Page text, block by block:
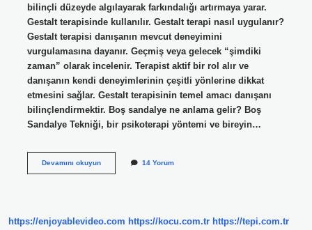
bilinçli düzeyde algılayarak farkındalığı artırmaya yarar.
Gestalt terapisinde kullanılır. Gestalt terapi nasıl uygulanır?
Gestalt terapisi danışanın mevcut deneyimini
vurgulamasına dayanır. Geçmiş veya gelecek “şimdiki
zaman” olarak incelenir. Terapist aktif bir rol alır ve
danışanın kendi deneyimlerinin çeşitli yönlerine dikkat
etmesini sağlar. Gestalt terapisinin temel amacı danışanı
bilinçlendirmektir. Boş sandalye ne anlama gelir? Boş
Sandalye Tekniği, bir psikoterapi yöntemi ve bireyin…
Devamını okuyunBoş
14 Yorum
https://enjoyablevideo.com https://kocu.com.tr https://tepi.com.tr